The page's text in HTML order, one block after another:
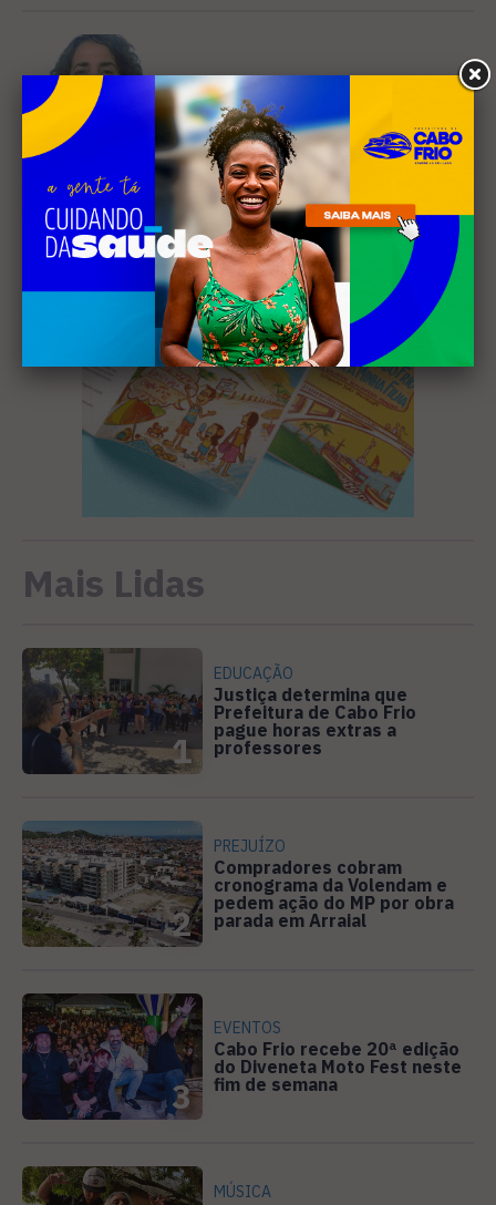
Luciana Branco
Mais Lidas
1
EDUCAÇÃO
Justiça determina que
Prefeitura de Cabo Frio
pague horas extras a
professores
2
PREJUÍZO
Compradores cobram
cronograma da Volendam e
pedem ação do MP por obra
parada em Arraial
3
EVENTOS
Cabo Frio recebe 20ª edição
do Diveneta Moto Fest neste
fim de semana
MÚSICA